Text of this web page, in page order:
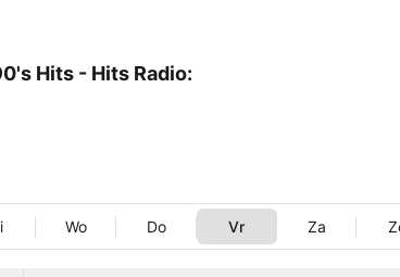
Hits - Hits Radio:
Wo Do Vr Za